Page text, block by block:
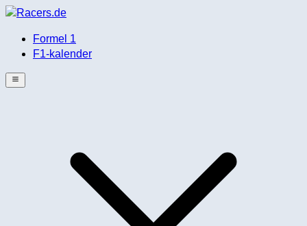
Formel 1
F1-kalender